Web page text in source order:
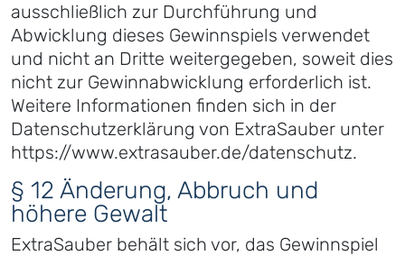
ausschließlich zur Durchführung und
Abwicklung dieses Gewinnspiels verwendet
und nicht an Dritte weitergegeben, soweit dies
nicht zur Gewinnabwicklung erforderlich ist.
Weitere Informationen finden sich in der
Datenschutzerklärung von ExtraSauber unter
https://www.extrasauber.de/datenschutz.
§ 12 Änderung, Abbruch und
höhere Gewalt
ExtraSauber behält sich vor, das Gewinnspiel